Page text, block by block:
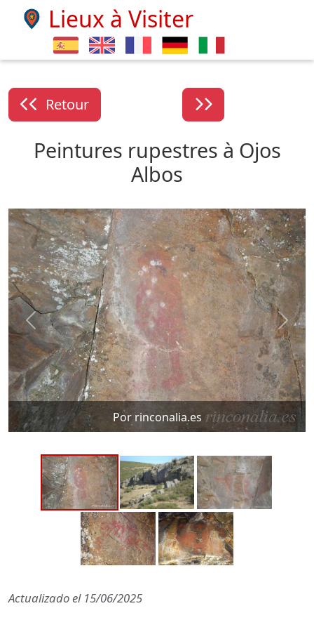
Lieux à Visiter
Retour
Peintures rupestres à Ojos
Albos
Por rinconalia.es
Actualizado el 15/06/2025